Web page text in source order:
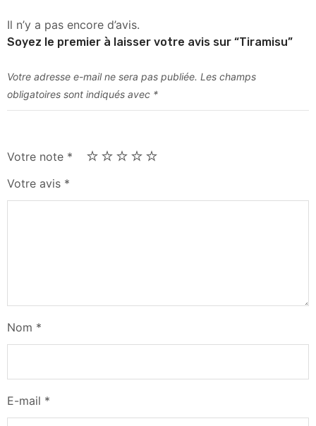
Il n’y a pas encore d’avis.
Soyez le premier à laisser votre avis sur “Tiramisu”
Votre adresse e-mail ne sera pas publiée. Les champs
obligatoires sont indiqués avec *
Votre note *
Votre avis *
Nom *
E-mail *